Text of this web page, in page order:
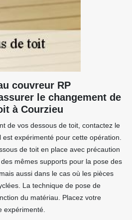
couvreur RP
le changement de
à Courzieu
de vos dessous de toit, contactez le
expérimenté pour cette opération.
de toit en place avec précaution
mêmes supports pour la pose des
aussi dans le cas où les pièces
La technique de pose de
du matériau. Placez votre
expérimenté.